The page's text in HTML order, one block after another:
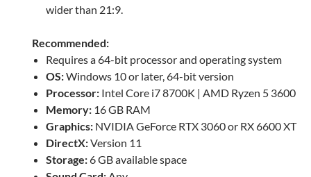
wider than 21:9.
Recommended:
Requires a 64-bit processor and operating system
OS:Windows 10 or later, 64-bit version
Processor: Intel Core i7 8700K | AMD Ryzen 5 3600
Memory: 16 GB RAM
Graphics: NVIDIA GeForce RTX 3060 or RX 6600 XT
DirectX:Version 11
Storage:6 GB available space